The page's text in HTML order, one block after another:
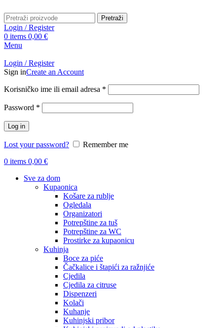
Pretraži
Login / Register
0 items 0,00 €
Menu
Login / Register
Sign inCreate an Account
Korisničko ime ili email adresa *
Password *
Log in
Lost your password?
Remember me
0 items 0,00 €
Sve za dom
Kupaonica
Košare za rublje
Ogledala
Organizatori
Potrepštine za tuš
Potrepštine za WC
Prostirke za kupaonicu
Kuhinja
Boce za piće
Čačkalice i štapići za ražnjiće
Cjedila
Cjedila za citruse
Dispenzeri
Kolači
Kuhanje
Kuhinjski pribor